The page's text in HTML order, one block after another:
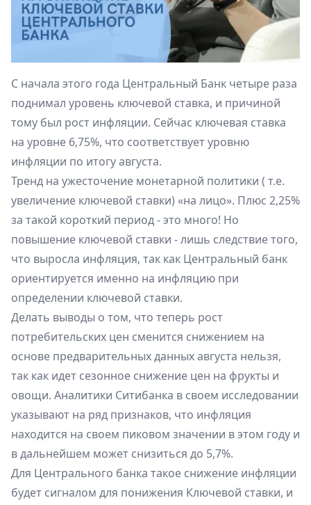
C начала этого года Центральный Банк четыре раза
поднимал уровень ключевой ставка, и причиной
тому был рост инфляции.​ Сейчас ключевая ставка
на уровне 6,75%, что соответствует уровню
инфляции по итогу августа.
Тренд на ужесточение монетарной политики ( т.е.
увеличение ключевой ставки) «на лицо». Плюс 2,25%
за такой короткий период - это много! Но
повышение ключевой ставки - лишь следствие того,
что выросла инфляция, так как Центральный банк
ориентируется именно на инфляцию при
определении ключевой ставки.
Делать выводы о том, что теперь рост
потребительских цен сменится снижением на
основе предварительных данных августа нельзя,
так как идет сезонное снижение цен на фрукты и
овощи. Аналитики Ситибанка в своем исследовании
указывают на ряд признаков, что инфляция
находится на своем пиковом значении в этом году и
в дальнейшем может снизиться до 5,7%.
Для Центрального банка такое снижение инфляции
будет сигналом для понижения Ключевой ставки, и